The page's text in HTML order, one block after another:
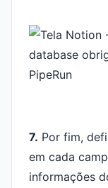
7. Por fim,
em cada
informações